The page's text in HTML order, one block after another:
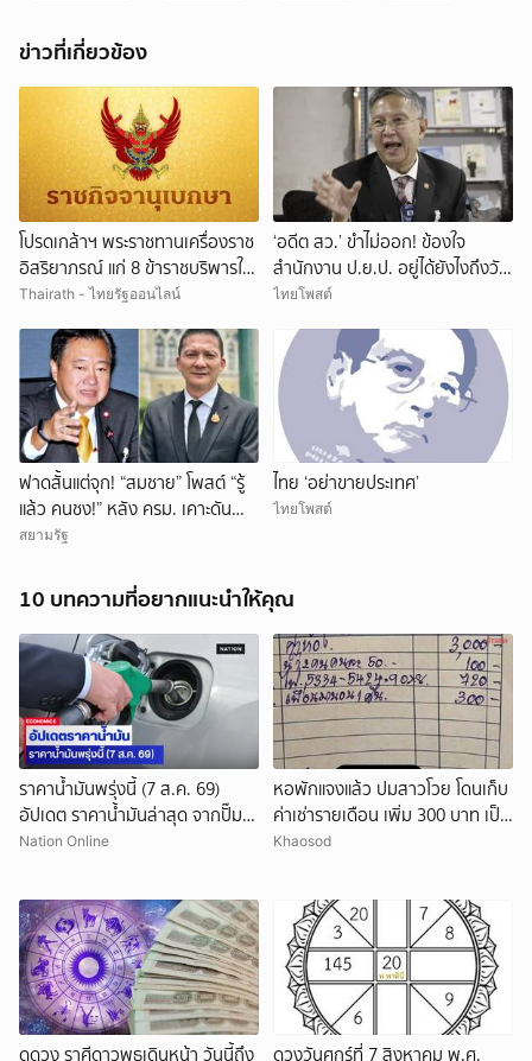
ข่าวที่เกี่ยวข้อง
โปรดเกล้าฯ พระราชทานเครื่องราช
อิสริยาภรณ์ แก่ 8 ข้าราชบริพารใน
พระองค์
Thairath - ไทยรัฐออนไลน์
‘อดีต สว.’ ขำไม่ออก! ข้องใจ
สำนักงาน ป.ย.ป. อยู่ได้ยังไงถึงวัน
นี้ ทั้งที่ควรยุบตั้งแต่ปี 66
ไทยโพสต์
ฟาดสั้นแต่จุก! “สมชาย” โพสต์ “รู้
แล้ว คนชง!” หลัง ครม. เคาะดัน
“ผกก.หนุ่ย” นั่ง ผอ.ป.ย.ป.
สยามรัฐ
ไทย ‘อย่าขายประเทศ’
ไทยโพสต์
10 บทความที่อยากแนะนำให้คุณ
ราคาน้ำมันพรุ่งนี้ (7 ส.ค. 69)
อัปเดต ราคาน้ำมันล่าสุด จากปั๊ม
ใหญ่
Nation Online
หอพักแจงแล้ว ปมสาวโวย โดนเก็บ
ค่าเช่ารายเดือน เพิ่ม 300 บาท เป็น
ค่าพาเพื่อนมานอน 1 คืน
Khaosod
ดูดวง ราศีดาวพุธเดินหน้า วันนี้ถึง ดวงวันศุกร์ที่ 7 สิงหาคม พ.ศ.